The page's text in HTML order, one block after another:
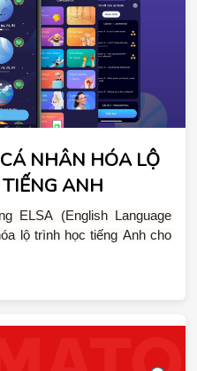
NHÂN HÓA LỘ
ANH
ELSA (English Language
lộ trình học tiếng Anh cho